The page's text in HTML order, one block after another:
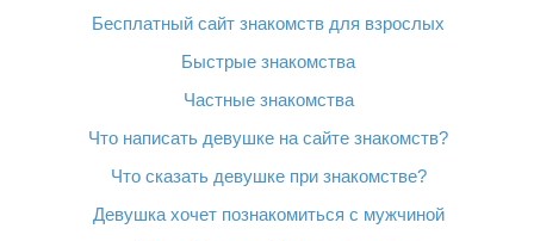
Бесплатный сайт знакомств для взрослых
Быстрые знакомства
Частные знакомства
Что написать девушке на сайте знакомств?
Что сказать девушке при знакомстве?
Девушка хочет познакомиться с мужчиной